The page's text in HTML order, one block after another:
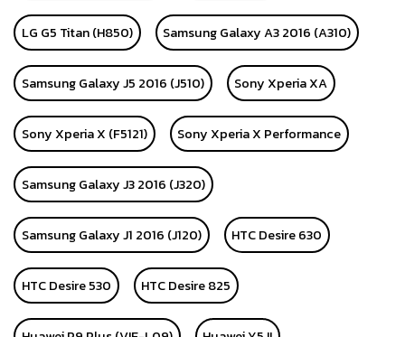
LG G5 Titan (H850) Samsung Galaxy A3 2016 (A310)
Samsung Galaxy J5 2016 (J510) Sony Xperia XA
Sony Xperia X (F5121) Sony Xperia X Performance
Samsung Galaxy J3 2016 (J320)
Samsung Galaxy J1 2016 (J120) HTC Desire 630
HTC Desire 530 HTC Desire 825